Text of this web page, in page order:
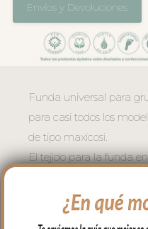
Envíos y Devoluciones
Funda universal para
para casi todos los
de tipo maxicosi.
El tejido para la funda
micro fibra hueca para
bebé y muy buena